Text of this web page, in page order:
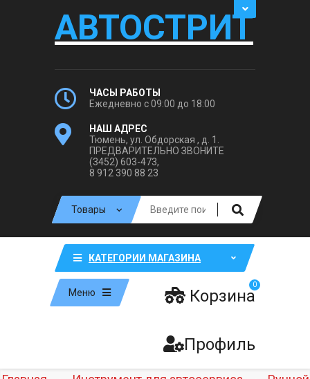
АВТОСТРИТ
ЧАСЫ РАБОТЫ
Ежедневно с 09:00 до 18:00
НАШ АДРЕС
Тюмень, ул. Обдорская , д. 1.
ПРЕДВАРИТЕЛЬНО ЗВОНИТЕ
(3452) 603-473,
8 912 390 88 23
КАТЕГОРИИ МАГАЗИНА
Меню Корзина
0
Профиль